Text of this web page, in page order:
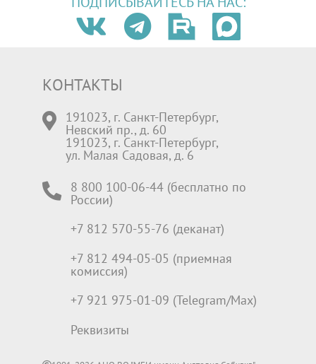
КОНТАКТЫ
191023, г. Санкт-Петербург,
Невский пр., д. 60
191023, г. Санкт-Петербург,
ул. Малая Садовая, д. 6
8 800 100-06-44 (бесплатно по
России)
+7 812 570-55-76 (деканат)
+7 812 494-05-05 (приемная
комиссия)
+7 921 975-01-09 (Telegram/Max)
Реквизиты